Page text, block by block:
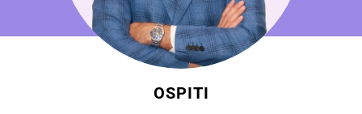
OSPITI